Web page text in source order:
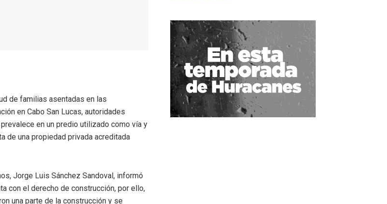
de familias asentadas en las
en Cabo San Lucas, autoridades
en un predio utilizado como vía y
de una propiedad privada acreditada
Jorge Luis Sánchez Sandoval, informó
con el derecho de construcción, por ello,
una parte de la construcción y se